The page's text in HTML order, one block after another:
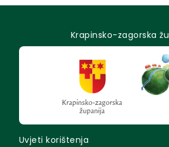
Krapinsko-zagorska
Uvjeti korištenja